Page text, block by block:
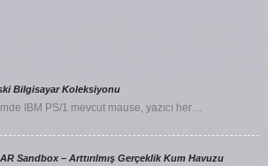
Bilgisayar Koleksiyonu
IBM PS/1 mevcut mause, yazıcı her…
AR Sandbox – Arttırılmış Gerçeklik Kum Havuzu